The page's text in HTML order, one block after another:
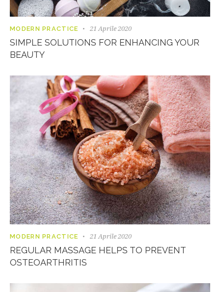
MODERN PRACTICE 21 Aprile 2020
SIMPLE SOLUTIONS FOR ENHANCING YOUR
BEAUTY
MODERN PRACTICE 21 Aprile 2020
REGULAR MASSAGE HELPS TO PREVENT
OSTEOARTHRITIS